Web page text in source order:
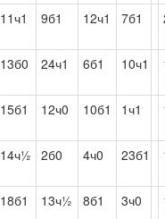
11ч1 9б1 12ч1 7б1
13б0 24ч1 6б1 10ч1
15б1 12ч0 10б1 1ч1
14ч½ 2б0 4ч0 23б1
18б1 13ч½ 8б1 3ч0